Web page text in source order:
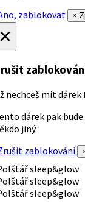
zablokovat
×
nechceš mít dárek
dárek pak
jiný.
zablokování